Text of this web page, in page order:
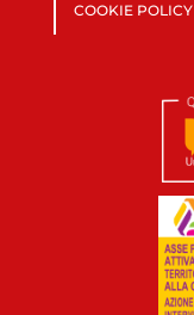
COOKIE POLICY